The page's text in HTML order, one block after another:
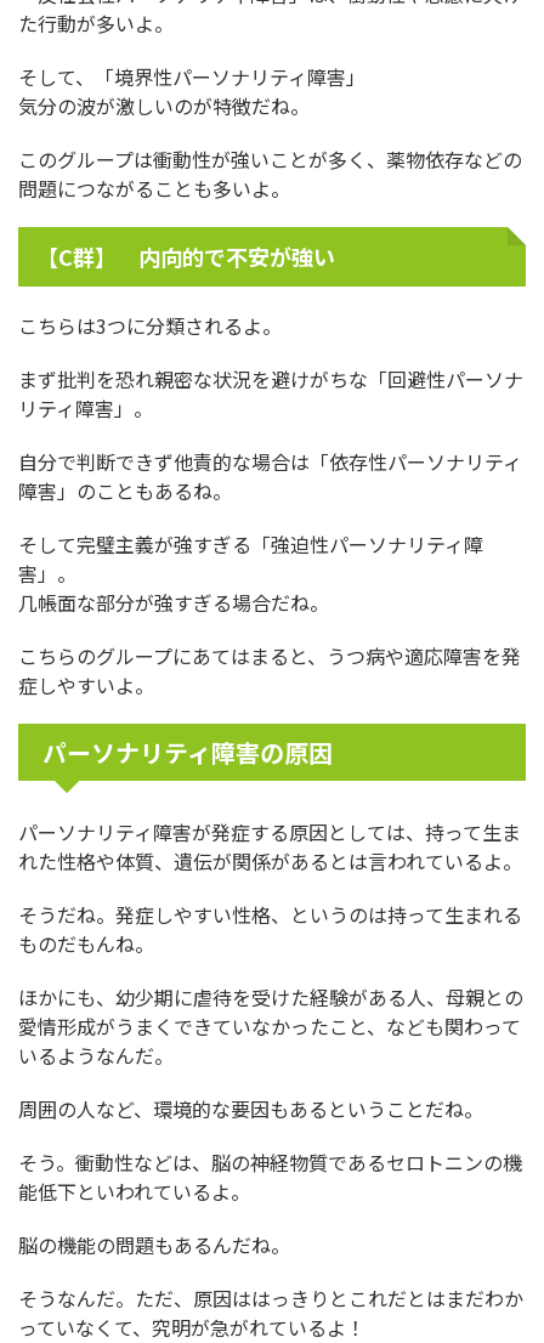
た行動が多いよ。
そして、「境界性パーソナリティ障害」
気分の波が激しいのが特徴だね。
このグループは衝動性が強いことが多く、薬物依存などの
問題につながることも多いよ。
【C群】 内向的で不安が強い
こちらは3つに分類されるよ。
まず批判を恐れ親密な状況を避けがちな「回避性パーソナ
リティ障害」。
自分で判断できず他責的な場合は「依存性パーソナリティ
障害」のこともあるね。
そして完璧主義が強すぎる「強迫性パーソナリティ障
害」。
几帳面な部分が強すぎる場合だね。
こちらのグループにあてはまると、うつ病や適応障害を発
症しやすいよ。
パーソナリティ障害の原因
パーソナリティ障害が発症する原因としては、持って生ま
れた性格や体質、遺伝が関係があるとは言われているよ。
そうだね。発症しやすい性格、というのは持って生まれる
ものだもんね。
ほかにも、幼少期に虐待を受けた経験がある人、母親との
愛情形成がうまくできていなかったこと、なども関わって
いるようなんだ。
周囲の人など、環境的な要因もあるということだね。
そう。衝動性などは、脳の神経物質であるセロトニンの機
能低下といわれているよ。
脳の機能の問題もあるんだね。
そうなんだ。ただ、原因ははっきりとこれだとはまだわか
っていなくて、究明が急がれているよ！